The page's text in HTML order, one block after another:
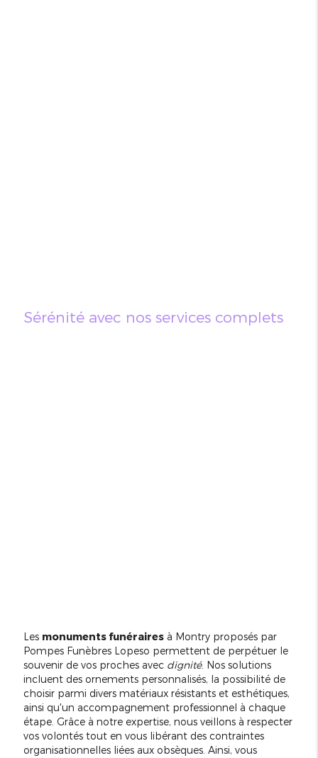
Sérénité avec nos services complets
Les monuments funérairesà Montry proposés par
Pompes Funèbres Lopeso permettent de perpétuer le
souvenir de vos proches avec dignité. Nos solutions
incluent des ornements personnalisés, la possibilité de
choisir parmi divers matériaux résistants et esthétiques,
ainsi qu'un accompagnement professionnel à chaque
étape. Grâce à notre expertise, nous veillons à respecter
vos volontés tout en vous libérant des contraintes
organisationnelles liées aux obsèques. Ainsi, vous